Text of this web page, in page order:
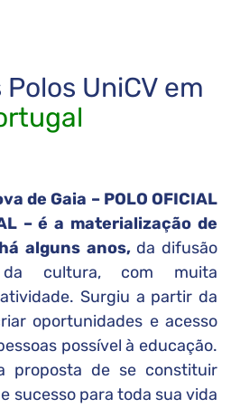
UniCV em
de Gaia – POLO OFICIAL
– é a materialização de
alguns anos,da difusão
cultura, com muita
Surgiu a partir da
oportunidades e acesso
possível à educação.
proposta de se constituir
sucesso para toda sua vida